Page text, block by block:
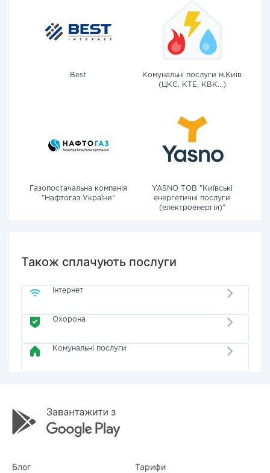
Best
Комунальні послуги м.Київ
(ЦКС, КТЕ, КВК...)
Газопостачальна компанія
"Нафтогаз України"
YASNO ТОВ "Київські
енергетичні послуги
(електроенергія)"
Також сплачують послуги
Інтернет
Охорона
Комунальні послуги
Блог Тарифи